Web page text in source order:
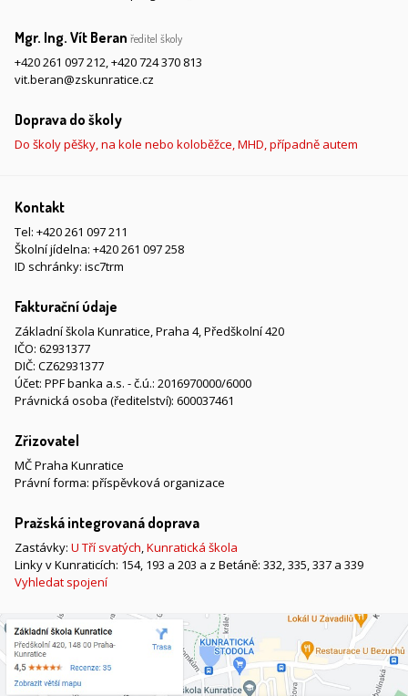
Mgr. Ing. Vít Beran ředitel školy
+420 261 097 212,+420 724 370 813
vit.beran@zskunratice.cz
Doprava do školy
Do školy pěšky, na kole nebo koloběžce, MHD, případně autem
Kontakt
Tel: +420 261 097 211
Školní jídelna: +420 261 097 258
ID schránky: isc7trm
Fakturační údaje
Základní škola Kunratice, Praha 4, Předškolní 420
IČO: 62931377
DIČ: CZ62931377
Účet: PPF banka a.s. - č.ú.: 2016970000/6000
Právnická osoba (ředitelství): 600037461
Zřizovatel
MČ Praha Kunratice
Právní forma: příspěvková organizace
Pražská integrovaná doprava
Zastávky: U Tří svatých,Kunratická škola
Linky v Kunraticích: 154, 193 a 203 a z Betáně: 332, 335, 337 a 339
Vyhledat spojení